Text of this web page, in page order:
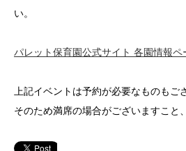
い。
パレット保育園公式サイト 各園情報ペ
上記イベントは予約が必要なものもご
そのため満席の場合がございますこと